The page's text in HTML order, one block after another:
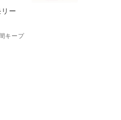
ー
キープ